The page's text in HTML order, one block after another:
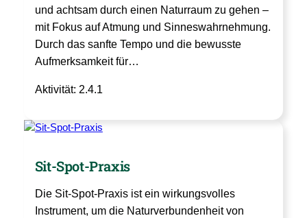
und achtsam durch einen Naturraum zu gehen –
mit Fokus auf Atmung und Sinneswahrnehmung.
Durch das sanfte Tempo und die bewusste
Aufmerksamkeit für…
Aktivität: 2.4.1
Sit-Spot-Praxis
Die Sit-Spot-Praxis ist ein wirkungsvolles
Instrument, um die Naturverbundenheit von